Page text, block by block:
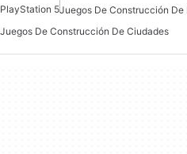
PlayStation 5Juegos De Construcción De
Juegos De Construcción De Ciudades